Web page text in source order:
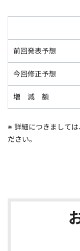
前回発表予想
今回修正予想
増 減 額
※ 詳細につきまして
ださい。